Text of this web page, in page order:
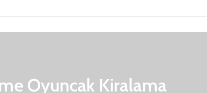
Oyuncak Kiralama